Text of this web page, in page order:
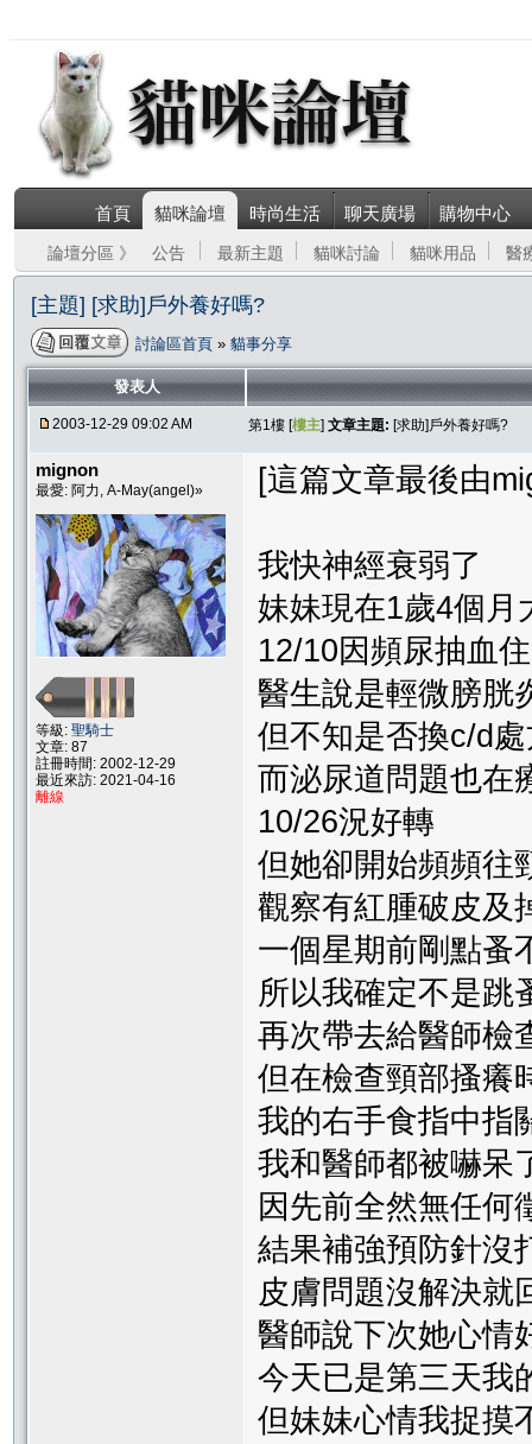
首頁 貓咪論壇 時尚生活 聊天廣場 購物中心
論壇分區 》 公告 最新主題 貓咪討論 貓咪用品 醫
[主題] [求助]戶外養好嗎?
討論區首頁 » 貓事分享
發表人
2003-12-29 09:02 AM 第1樓 [樓主] 文章主題: [求助]戶外養好嗎?
mignon
最愛: 阿力, A-May(angel)»
等級: 聖騎士
文章: 87
註冊時間: 2002-12-29
最近來訪: 2021-04-16
離線
[這篇文章最後由
我快神經衰弱了
妹妹現在1歲4個月
12/10因頻尿抽血
醫生說是輕微膀胱
但不知是否換c/d
而泌尿道問題也在
10/26況好轉
但她卻開始頻頻往
觀察有紅腫破皮及
一個星期前剛點蚤
所以我確定不是跳
再次帶去給醫師檢
但在檢查頸部搔癢
我的右手食指中指
我和醫師都被嚇呆
因先前全然無任何
結果補強預防針沒
皮膚問題沒解決就
醫師說下次她心情
今天已是第三天我
但妹妹心情我捉摸